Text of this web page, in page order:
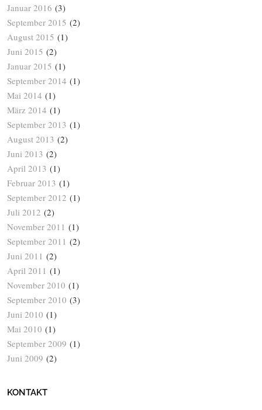
Januar 2016 (3)
September 2015 (2)
August 2015 (1)
Juni 2015 (2)
Januar 2015 (1)
September 2014 (1)
Mai 2014 (1)
März 2014 (1)
September 2013 (1)
August 2013 (2)
Juni 2013 (2)
April 2013 (1)
Februar 2013 (1)
September 2012 (1)
Juli 2012 (2)
November 2011 (1)
September 2011 (2)
Juni 2011 (2)
April 2011 (1)
November 2010 (1)
September 2010 (3)
Juni 2010 (1)
Mai 2010 (1)
September 2009 (1)
Juni 2009 (2)
KONTAKT